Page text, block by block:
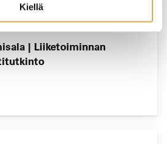
Kiellä
| Liiketoiminnan